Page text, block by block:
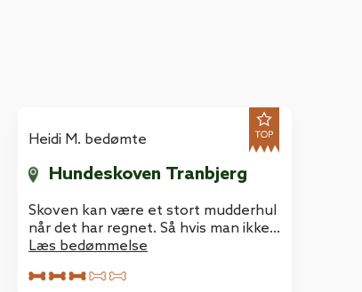
Heidi M. bedømte
Hundeskoven Tranbjerg
Skoven kan være et stort mudderhul
når det har regnet. Så hvis man ikke
har tid til at vaske hund, en dag hvor
nok finde et andet sted :-)
Læs bedømmelse